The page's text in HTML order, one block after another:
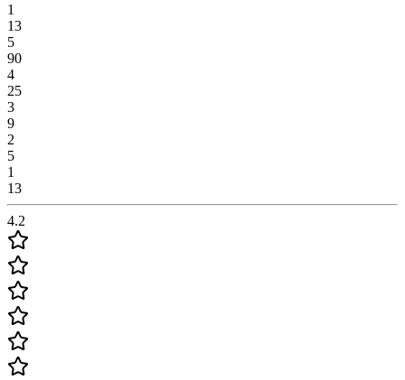
1
13
5
90
4
25
3
9
2
5
1
13
4.2